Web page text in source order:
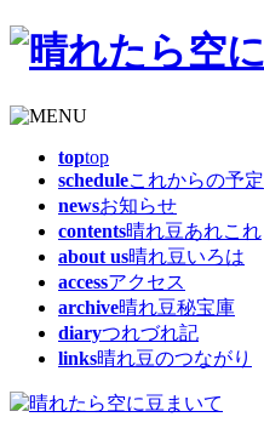
toptop
scheduleこれからの予定
newsお知らせ
contents晴れ豆あれこれ
about us晴れ豆いろは
accessアクセス
archive晴れ豆秘宝庫
diaryつれづれ記
links晴れ豆のつながり